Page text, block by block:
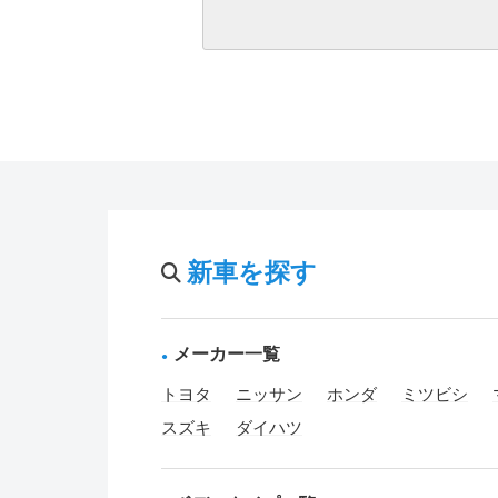
新車を探す
メーカー一覧
トヨタ ニッサン ホンダ ミツビシ
スズキ
ダイハツ